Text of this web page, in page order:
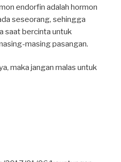
endorfin adalah hormon
seseorang, sehingga
saat bercinta untuk
masing pasangan.
maka jangan malas untuk